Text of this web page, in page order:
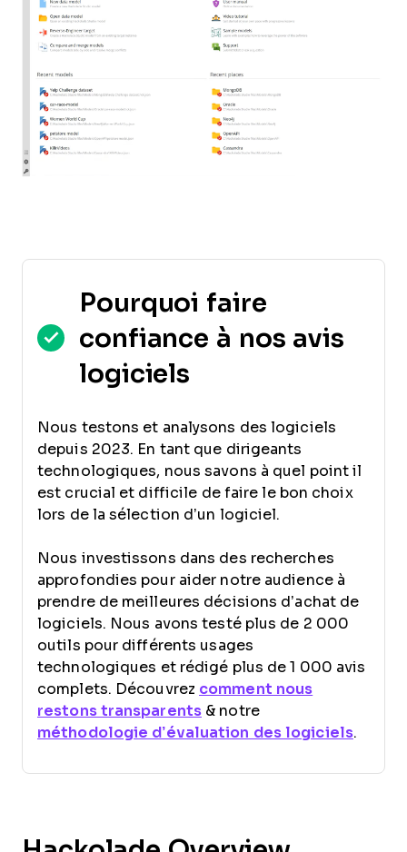
Pourquoi faire
confiance à nos avis
logiciels
Nous testons et analysons des logiciels
depuis 2023. En tant que dirigeants
technologiques, nous savons à quel point il
est crucial et difficile de faire le bon choix
lors de la sélection d’un logiciel.
Nous investissons dans des recherches
approfondies pour aider notre audience à
prendre de meilleures décisions d’achat de
logiciels. Nous avons testé plus de 2 000
outils pour différents usages
technologiques et rédigé plus de 1 000 avis
complets. Découvrez comment nous
restons transparents & notre
méthodologie d’évaluation des logiciels.